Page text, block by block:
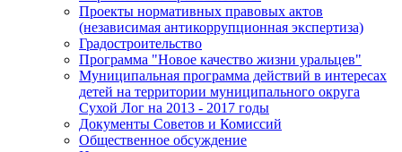
Проекты нормативных правовых актов
(независимая антикоррупционная экспертиза)
Градостроительство
Программа "Новое качество жизни уральцев"
Муниципальная программа действий в интересах
детей на территории муниципального округа
Сухой Лог на 2013 - 2017 годы
Документы Советов и Комиссий
Общественное обсуждение